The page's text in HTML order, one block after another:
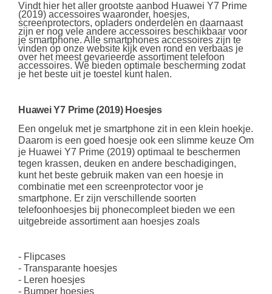
Vindt hier het aller grootste aanbod Huawei Y7 Prime
(2019) accessoires waaronder, hoesjes,
screenprotectors, opladers onderdelen en daarnaast
zijn er nog vele andere accessoires beschikbaar voor
je smartphone. Alle smartphones accessoires zijn te
vinden op onze website kijk even rond en verbaas je
over het meest gevarieerde assortiment telefoon
accessoires. We bieden optimale bescherming zodat
je het beste uit je toestel kunt halen.
Huawei Y7 Prime (2019) Hoesjes
Een ongeluk met je smartphone zit in een klein hoekje.
Daarom is een goed hoesje ook een slimme keuze Om
je Huawei Y7 Prime (2019) optimaal te beschermen
tegen krassen, deuken en andere beschadigingen,
kunt het beste gebruik maken van een hoesje in
combinatie met een screenprotector voor je
smartphone. Er zijn verschillende soorten
telefoonhoesjes bij phonecompleet bieden we een
uitgebreide assortiment aan hoesjes zoals
- Flipcases
- Transparante hoesjes
- Leren hoesjes
- Bumper hoesjes